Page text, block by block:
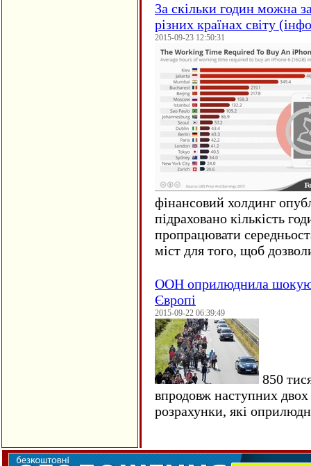
За скільки годин можна
різних країнах світу
2015-09-23 12:50:31
фінансовий холдинг
підраховано кількість
пропрацювати
міст для того, щоб
ООН оприлюднила
Європі
2015-09-22 06:39:49
850
впродовж наступних
розрахунки, які